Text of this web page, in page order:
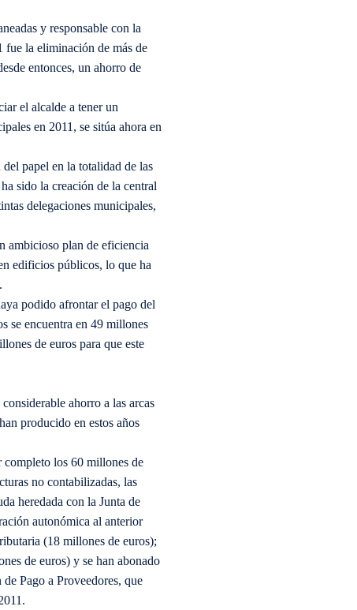
y responsable con la
fue la eliminación de más de
entonces, un ahorro de
el alcalde a tener un
en 2011, se sitúa ahora en
papel en la totalidad de las
sido la creación de la central
delegaciones municipales,
ambicioso plan de eficiencia
edificios públicos, lo que ha
podido afrontar el pago del
se encuentra en 49 millones
de euros para que este
ahorro a las arcas
producido en estos años
completo los 60 millones de
no contabilizadas, las
heredada con la Junta de
autonómica al anterior
(18 millones de euros);
de euros) y se han abonado
Pago a Proveedores, que